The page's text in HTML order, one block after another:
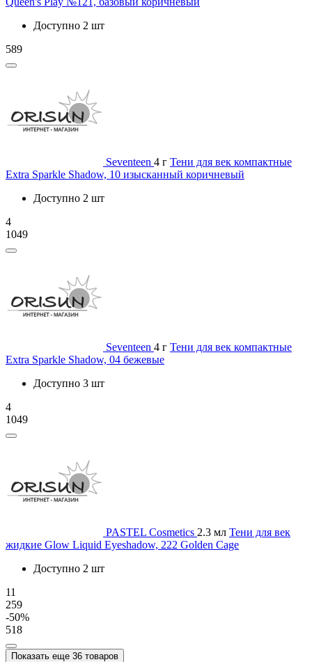
Доступно 2 шт
589
Seventeen 4 г Тени для век компактные
Extra Sparkle Shadow, 10 изысканный коричневый
Доступно 2 шт
4
1049
Seventeen 4 г Тени для век компактные
Extra Sparkle Shadow, 04 бежевые
Доступно 3 шт
4
1049
PASTEL Cosmetics 2.3 мл Тени для век
жидкие Glow Liquid Eyeshadow, 222 Golden Cage
Доступно 2 шт
11
259
-50%
518
Показать еще 36 товаров